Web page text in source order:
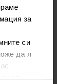
за
си
да я